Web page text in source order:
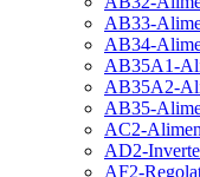
AB33-
AB34-
AB35A1-
AB35A2-
AB35-
AC2-
AD2-
AF2-